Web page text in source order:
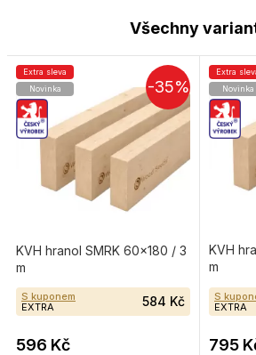
Všechny
-35%
Extra sleva
Novinka
KVH hranol SMRK 60×180 / 3
m
S kuponem
EXTRA
584 Kč
596 Kč
Extra
Novinka
KVH
m
S
EXTRA
795